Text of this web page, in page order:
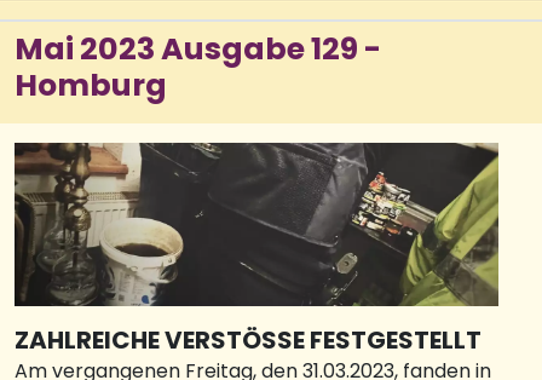
Mai 2023 Ausgabe 129 -
Homburg
ZAHLREICHE VERSTÖSSE FESTGESTELLT
Am vergangenen Freitag, den 31.03.2023, fanden in